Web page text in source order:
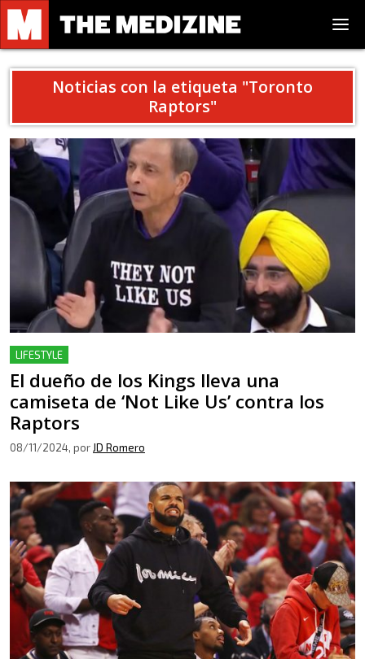
Noticias con la etiqueta "Toronto
Raptors"
LIFESTYLE
El dueño de los Kings lleva una
camiseta de ‘Not Like Us’ contra los
Raptors
08/11/2024, por JD Romero